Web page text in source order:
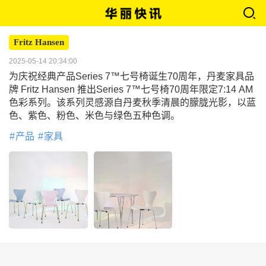
Fritz Hansen
2025-05-14 20:34:00
为庆祝经典产品Series 7™七号椅诞生70周年，丹麦家具品
牌 Fritz Hansen 推出Series 7™七号椅70周年限定7:14 AM
色彩系列。该系列灵感源自丹麦秋季清晨的朦胧光影，以蓝
色、紫色、粉色、米色与绿色五种色调。
产品 家具